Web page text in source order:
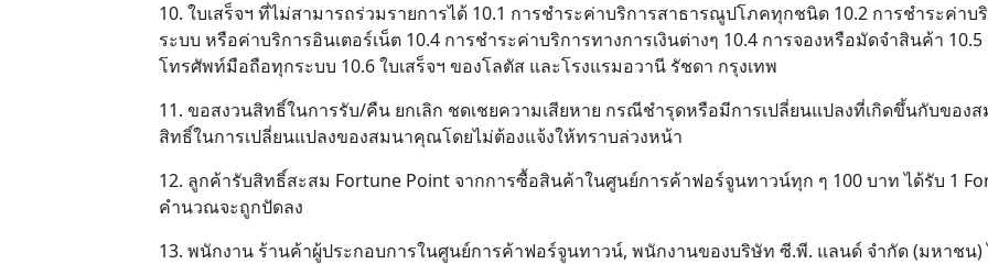
10. ใบเสร็จฯ ที่ไม่สามารถร่วมรายการได้ 10.1 การชำระค่าบริการสาธารณูปโภคทุกชนิด 10.2 การชำระค่
ระบบ หรือค่าบริการอินเตอร์เน็ต 10.4 การชำระค่าบริการทางการเงินต่างๆ 10.4 การจองหรือมัดจำสินค้า
โทรศัพท์มือถือทุกระบบ 10.6 ใบเสร็จฯ ของโลตัส และโรงแรมอวานี รัชดา กรุงเทพ
11. ขอสงวนสิทธิ์ในการรับ/คืน ยกเลิก ชดเชยความเสียหาย กรณีชำรุดหรือมีการเปลี่ยนแปลงที่เกิดขึ้นกับข
สิทธิ์ในการเปลี่ยนแปลงของสมนาคุณโดยไม่ต้องแจ้งให้ทราบล่วงหน้า
12. ลูกค้ารับสิทธิ์สะสม Fortune Point จากการซื้อสินค้าในศูนย์การค้าฟอร์จูนทาวน์ทุก ๆ 100 บาท ได้รับ 1
คำนวณจะถูกปัดลง
13. พนักงาน ร้านค้าผู้ประกอบการในศูนย์การค้าฟอร์จูนทาวน์, พนักงานของบริษัท ซี.พี. แลนด์ จำกัด (มหาชน